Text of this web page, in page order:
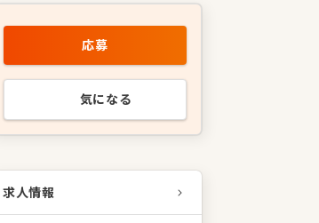
応募
気になる
求人情報